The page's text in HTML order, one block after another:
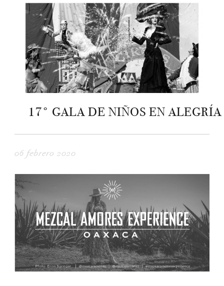
17° GALA DE NIÑOS EN ALEGRÍA
06 febrero 2020